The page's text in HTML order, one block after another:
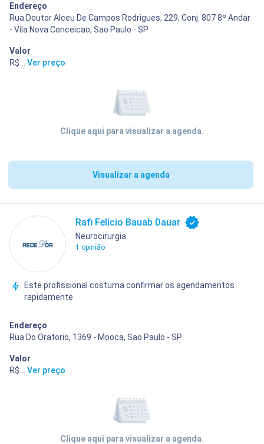
Endereço
Rua Doutor Alceu De Campos Rodrigues, 229, Conj. 807 8º Andar
- Vila Nova Conceicao, Sao Paulo - SP
Valor
R$ 480,00
Ver preço
Clique aqui para visualizar a agenda.
Visualizar a agenda
Rafi Felicio Bauab Dauar
Neurocirurgia
1 opinião
Este profissional costuma confirmar os agendamentos
rapidamente
Endereço
Rua Do Oratorio, 1369 - Mooca, Sao Paulo - SP
Valor
R$ 200,00
Ver preço
Clique aqui para visualizar a agenda.